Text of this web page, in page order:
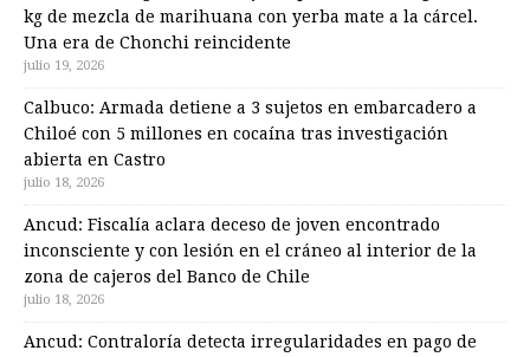
kg de mezcla de marihuana con yerba mate a la cárcel.
Una era de Chonchi reincidente
julio 19, 2026
Calbuco: Armada detiene a 3 sujetos en embarcadero a
Chiloé con 5 millones en cocaína tras investigación
abierta en Castro
julio 18, 2026
Ancud: Fiscalía aclara deceso de joven encontrado
inconsciente y con lesión en el cráneo al interior de la
zona de cajeros del Banco de Chile
julio 18, 2026
Ancud: Contraloría detecta irregularidades en pago de